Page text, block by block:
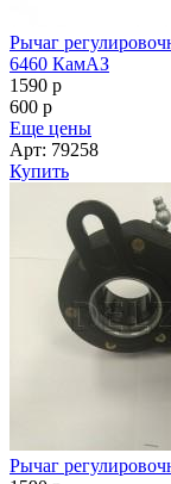
Рычаг
6460 КамАЗ
1590 p
600 p
Еще цены
Арт: 79258
Купить
Рычаг